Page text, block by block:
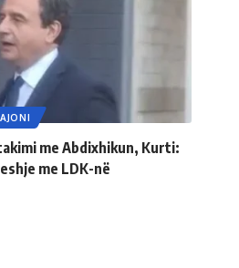
me Abdixhikun, Kurti:
me LDK-në